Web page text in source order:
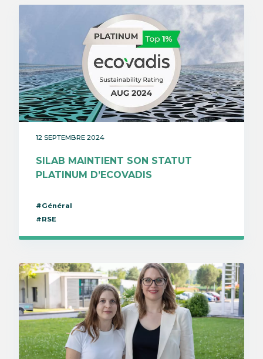
12 SEPTEMBRE 2024
SILAB MAINTIENT SON STATUT
PLATINUM D’ECOVADIS
#Général
#RSE